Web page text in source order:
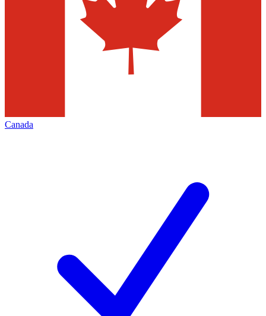
Canada